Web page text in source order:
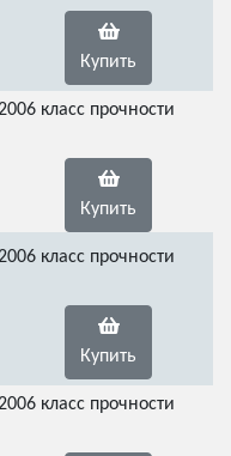
Купить
класс прочности
Купить
класс прочности
Купить
класс прочности